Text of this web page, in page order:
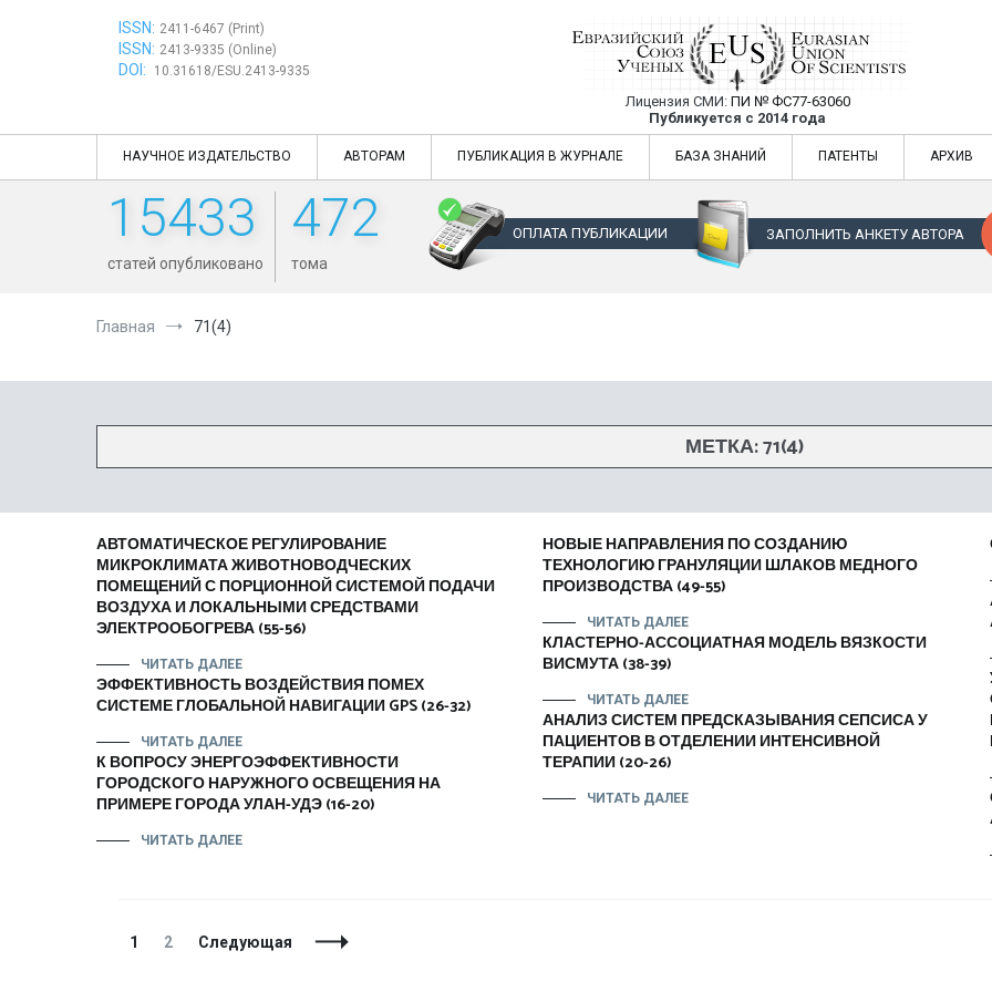
ISSN: 2411-6467 (Print)
ISSN: 2413-9335 (Online)
DOI: 10.31618/ESU.2413-9335
Евразийский Союз Ученых —
Лицензия СМИ: ПИ № ФС77-63060
Публикуется с 2014 года
Евразийский Союз Ученых — публикация научных статей в
НАУЧНОЕ ИЗДАТЕЛЬСТВО АВТОРАМ ПУБЛИКАЦИЯ В ЖУРНАЛЕ БАЗА ЗНАНИЙ ПАТЕНТЫ АРХИВ
15433
статей опубликовано
472
тома
ОПЛАТА ПУБЛИКАЦИИ ЗАПОЛНИТЬ АНКЕТУ АВТОРА
Главная 71(4)
МЕТКА:71(4)
АВТОМАТИЧЕСКОЕ РЕГУЛИРОВАНИЕ
МИКРОКЛИМАТА ЖИВОТНОВОДЧЕСКИХ
ПОМЕЩЕНИЙ С ПОРЦИОННОЙ СИСТЕМОЙ ПОДАЧИ
ВОЗДУХА И ЛОКАЛЬНЫМИ СРЕДСТВАМИ
ЭЛЕКТРООБОГРЕВА (55-56)
ЧИТАТЬ ДАЛЕЕ
НОВЫЕ НАПРАВЛЕНИЯ ПО СОЗДАНИЮ
ТЕХНОЛОГИЮ ГРАНУЛЯЦИИ ШЛАКОВ МЕДНОГО
ПРОИЗВОДСТВА (49-55)
ЧИТАТЬ ДАЛЕЕ
КЛАСТЕРНО-АССОЦИАТНАЯ МОДЕЛЬ ВЯЗКОСТИ
ВИСМУТА (38-39)
ЧИТАТЬ ДАЛЕЕ
ЭФФЕКТИВНОСТЬ ВОЗДЕЙСТВИЯ ПОМЕХ
СИСТЕМЕ ГЛОБАЛЬНОЙ НАВИГАЦИИ GPS (26-32)
ЧИТАТЬ ДАЛЕЕ
АНАЛИЗ СИСТЕМ ПРЕДСКАЗЫВАНИЯ СЕПСИСА У
ПАЦИЕНТОВ В ОТДЕЛЕНИИ ИНТЕНСИВНОЙ
ТЕРАПИИ (20-26)
ЧИТАТЬ ДАЛЕЕ
К ВОПРОСУ ЭНЕРГОЭФФЕКТИВНОСТИ
ГОРОДСКОГО НАРУЖНОГО ОСВЕЩЕНИЯ НА
ПРИМЕРЕ ГОРОДА УЛАН-УДЭ (16-20)
ЧИТАТЬ ДАЛЕЕ
Навигация
Страница
1 Страница
2 Следующая